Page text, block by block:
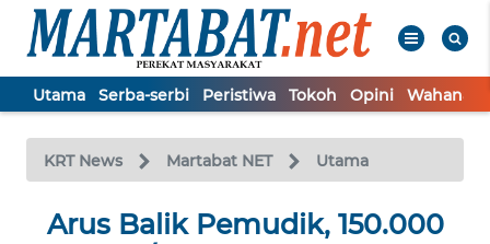
Utama Serba-serbi Peristiwa Tokoh Opini Wahana
KRT News Martabat NET Utama
Arus Balik Pemudik, 150.000
TV
Tutup
UTAMA